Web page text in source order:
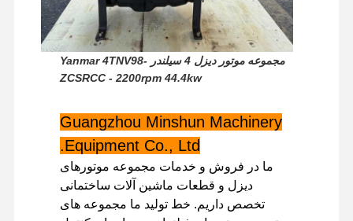
پرونده ها
موتور ايسوزو
موتور کامینز
مجموعه موتور دیزل 4 سیلندر Yanmar 4TNV98-
ZCSRCC - 2200rpm 44.4kw
Guangzhou Minshun Machinery
Equipment Co., Ltd.
ما در فروش و خدمات مجموعه موتورهای
دیزل و قطعات ماشین آلات ساختمانی
تخصص داریم. خط تولید ما مجموعه های